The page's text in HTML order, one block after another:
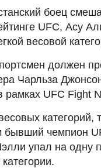
боец
UFC, Асу
весовой
должен
Чарльза
рамках UFC Fight
чемпион
упал на одну